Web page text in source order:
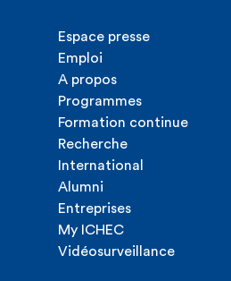
Espace presse
Emploi
A propos
Programmes
Formation continue
Recherche
International
Alumni
Entreprises
My ICHEC
Vidéosurveillance